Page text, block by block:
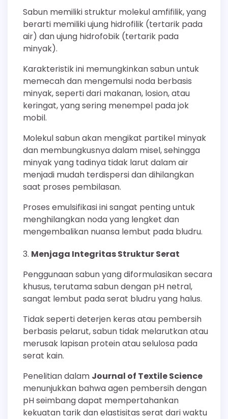
Sabun memiliki struktur molekul amfifilik, yang
berarti memiliki ujung hidrofilik (tertarik pada
air) dan ujung hidrofobik (tertarik pada
minyak).
Karakteristik ini memungkinkan sabun untuk
memecah dan mengemulsi noda berbasis
minyak, seperti dari makanan, losion, atau
keringat, yang sering menempel pada jok
mobil.
Molekul sabun akan mengikat partikel minyak
dan membungkusnya dalam misel, sehingga
minyak yang tadinya tidak larut dalam air
menjadi mudah terdispersi dan dihilangkan
saat proses pembilasan.
Proses emulsifikasi ini sangat penting untuk
menghilangkan noda yang lengket dan
mengembalikan nuansa lembut pada bludru.
Menjaga Integritas Struktur Serat
Penggunaan sabun yang diformulasikan secara
khusus, terutama sabun dengan pH netral,
sangat lembut pada serat bludru yang halus.
Tidak seperti deterjen keras atau pembersih
berbasis pelarut, sabun tidak melarutkan atau
merusak lapisan protein atau selulosa pada
serat kain.
Penelitian dalam Journal of Textile Science
menunjukkan bahwa agen pembersih dengan
pH seimbang dapat mempertahankan
kekuatan tarik dan elastisitas serat dari waktu